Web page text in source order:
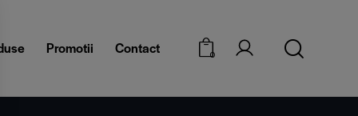
Promotii Contact 0